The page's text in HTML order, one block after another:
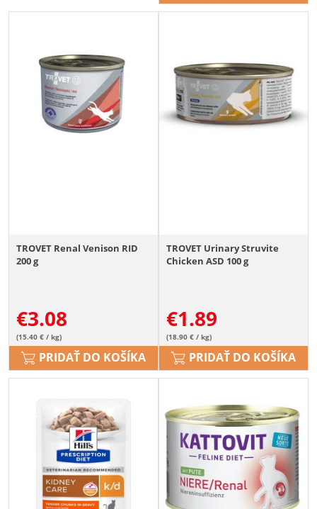
TROVET Renal Venison RID
200 g
€3.08
(15.40 € / kg)
PRIDAŤ DO KOŠÍKA
TROVET Urinary Struvite
Chicken ASD 100 g
€1.89
(18.90 € / kg)
PRIDAŤ DO KOŠÍKA